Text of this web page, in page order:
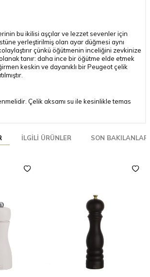
bu ikilisi aşçılar ve lezzet sevenler için
yerleştirilmiş olan ayar düğmesi aynı
çünkü öğütmenin inceliğini zevkinize
tanır: daha ince bir öğütme elde etmek
keskin ve dayanıklı bir Peugeot çelik
Çelik aksamı su ile kesinlikle temas
İLGILI ÜRÜNLER SON BAKILANLAR